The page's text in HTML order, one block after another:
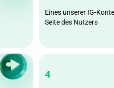
Eines unserer IG-
Seite des Nutzers
4